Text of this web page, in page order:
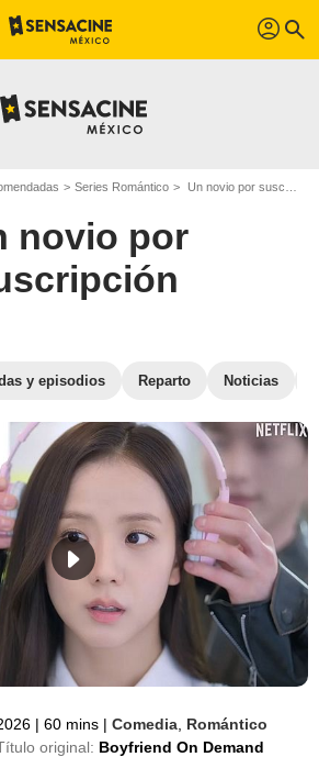
profil search
Series Romántico Un novio por suscripción
novio por
y episodios Reparto Noticias
| 60 mins | Comedia Romántico
original: Boyfriend On Demand